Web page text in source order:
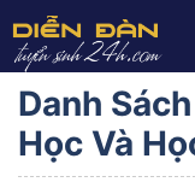
Danh
Học Và